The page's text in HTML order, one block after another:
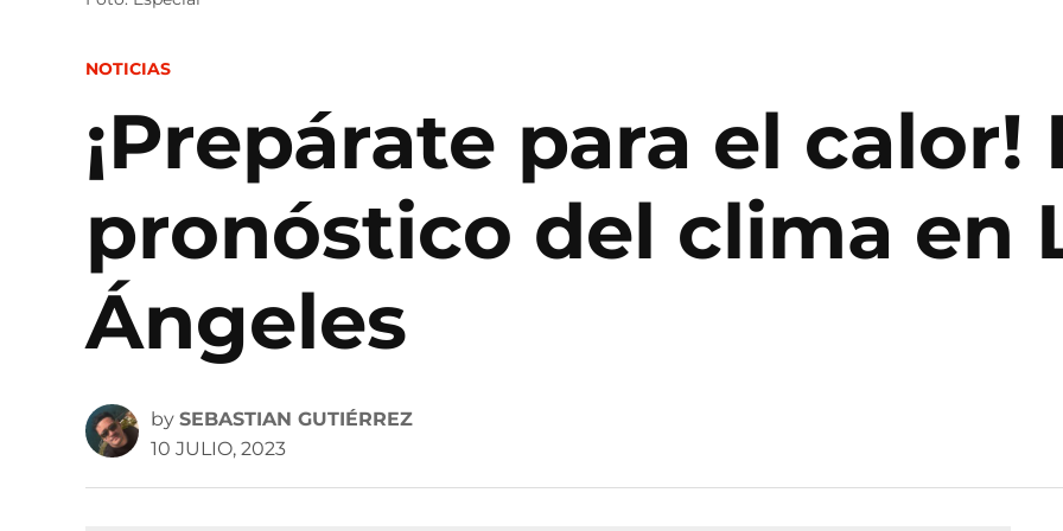
POSTED
NOTICIAS
¡Prepárate para el calor!
pronóstico del clima en
Ángeles
by SEBASTIAN GUTIÉRREZ
10 JULIO, 2023